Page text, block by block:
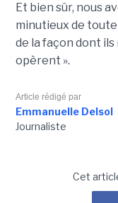
Et bien sûr, nous
minutieux de toute
de la façon dont
opèrent ».
Article rédigé par
Emmanuelle Delsol
Journaliste
Cet